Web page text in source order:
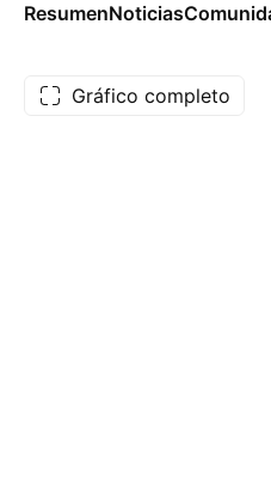
ResumenNoticias
Gráfico completo